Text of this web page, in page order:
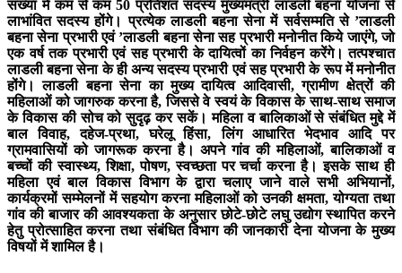
संख्या में कम से कम 50 प्रतिशत सदस्य मुख्यमंत्री लाडली बहना योजना से
लाभांवित सदस्य होंगे। प्रत्येक लाडली बहना सेना में सर्वसम्मति से ’लाडली
बहना सेना प्रभारी एवं ’लाडली बहना सेना सह प्रभारी मनोनीत किये जाएंगे, जो
एक वर्ष तक प्रभारी एवं सह प्रभारी के दायित्वों का निर्वहन करेंगे। तत्पश्चात
लाडली बहना सेना के ही अन्य सदस्य प्रभारी एवं सह प्रभारी के रूप में मनोनीत
होंगे। लाडली बहना सेना का मुख्य दायित्व आदिवासी, ग्रामीण क्षेत्रों की
महिलाओं को जागरुक करना है, जिससे वे स्वयं के विकास के साथ-साथ समाज
के विकास की सोच को सुदृढ़ कर सकें। महिला व बालिकाओं से संबंधित मुद्दे में
बाल विवाह, दहेज-प्रथा, घरेलू हिंसा, लिंग आधारित भेदभाव आदि पर
ग्रामवासियों को जागरूक करना है। अपने गांव की महिलाओं, बालिकाओं व
बच्चों की स्वास्थ्य, शिक्षा, पोषण, स्वच्छता पर चर्चा करना है। इसके साथ ही
महिला एवं बाल विकास विभाग के द्वारा चलाए जाने वाले सभी अभियानों,
कार्यक्रमों सम्मेलनों में सहयोग करना महिलाओं को उनकी क्षमता, योग्यता तथा
गांव की बाजार की आवश्यकता के अनुसार छोटे-छोटे लघु उद्योग स्थापित करने
हेतु प्रोत्साहित करना तथा संबंधित विभाग की जानकारी देना योजना के मुख्य
विषयों में शामिल है।